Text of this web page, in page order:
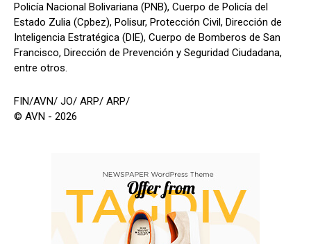
Policía Nacional Bolivariana (PNB), Cuerpo de Policía del
Estado Zulia (Cpbez), Polisur, Protección Civil, Dirección de
Inteligencia Estratégica (DIE), Cuerpo de Bomberos de San
Francisco, Dirección de Prevención y Seguridad Ciudadana,
entre otros.
FIN/AVN/ JO/ ARP/ ARP/
© AVN - 2026